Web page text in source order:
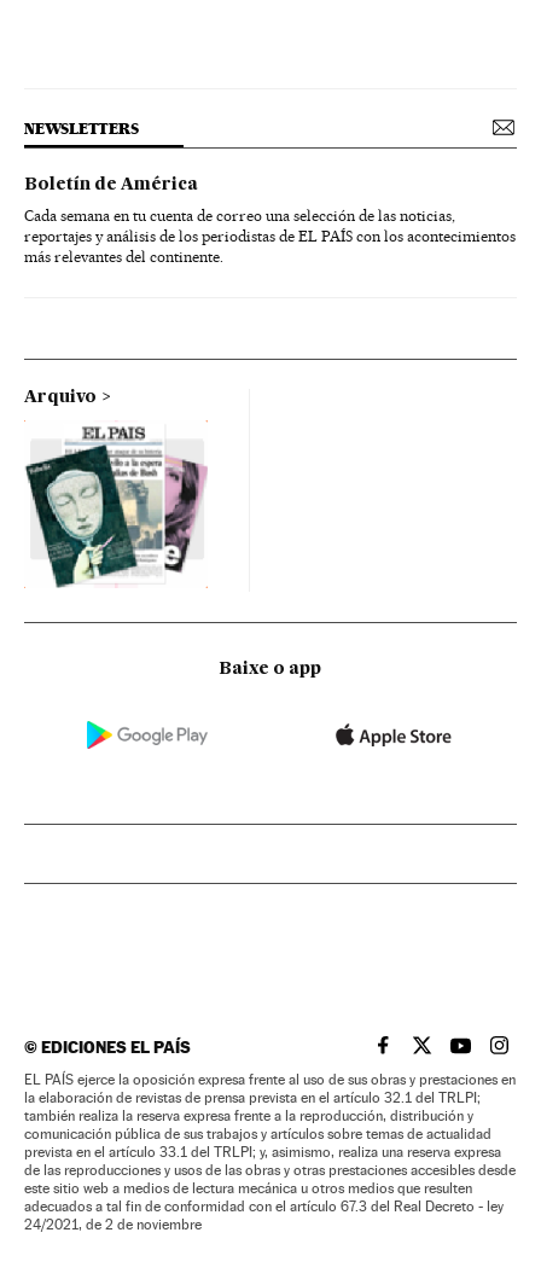
NEWSLETTERS
Boletín de América
Cada semana en tu cuenta de correo una selección de las noticias,
reportajes y análisis de los periodistas de EL PAÍS con los acontecimientos
más relevantes del continente.
Arquivo
Baixe o app
©EDICIONES EL PAÍS EL PAÍS BRASIL EN
EL PAÍSEL PAÍS
EL
EL PAÍS ejerce la oposición expresa frente al uso de sus obras y prestaciones en
la elaboración de revistas de prensa prevista en el artículo 32.1 del TRLPI;
también realiza la reserva expresa frente a la reproducción, distribución y
comunicación pública de sus trabajos y artículos sobre temas de actualidad
prevista en el artículo 33.1 del TRLPI; y, asimismo, realiza una reserva expresa
de las reproducciones y usos de las obras y otras prestaciones accesibles desde
este sitio web a medios de lectura mecánica u otros medios que resulten
adecuados a tal fin de conformidad con el artículo 67.3 del Real Decreto - ley
24/2021, de 2 de noviembre